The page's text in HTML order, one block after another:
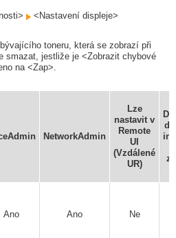
<Nastavení displeje>
toneru, která se zobrazí při
smazat, jestliže je <Zobrazit chybové
na <Zap>.
NetworkAdmin
Lze
nastavit v
Remote
UI
(Vzdálené
UR)
Ano Ano Ne